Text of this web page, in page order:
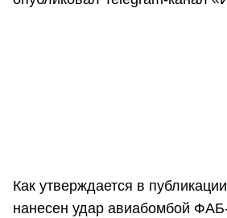
Как утверждается в
нанесен удар авиабомбой